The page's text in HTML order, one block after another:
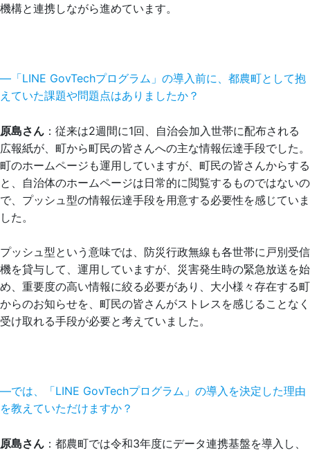
機構と連携しながら進めています。
―「LINE GovTechプログラム」の導入前に、都農町として抱
えていた課題や問題点はありましたか？
原島さん ：従来は2週間に1回、自治会加入世帯に配布される
広報紙が、町から町民の皆さんへの主な情報伝達手段でした。
町のホームページも運用していますが、町民の皆さんからする
と、自治体のホームページは日常的に閲覧するものではないの
で、プッシュ型の情報伝達手段を用意する必要性を感じていま
した。
プッシュ型という意味では、防災行政無線も各世帯に戸別受信
機を貸与して、運用していますが、災害発生時の緊急放送を始
め、重要度の高い情報に絞る必要があり、大小様々存在する町
からのお知らせを、町民の皆さんがストレスを感じることなく
受け取れる手段が必要と考えていました。
―では、「LINE GovTechプログラム」の導入を決定した理由
を教えていただけますか？
原島さん ：都農町では令和3年度にデータ連携基盤を導入し、